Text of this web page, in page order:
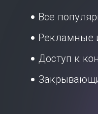
Все
Рекламные
Доступ к